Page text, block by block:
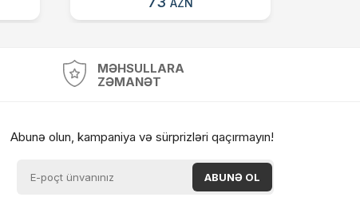
AZN
MƏHSULLARA
ZƏMANƏT
Abunə olun, kampaniya və sürprizləri qaçırmayın!